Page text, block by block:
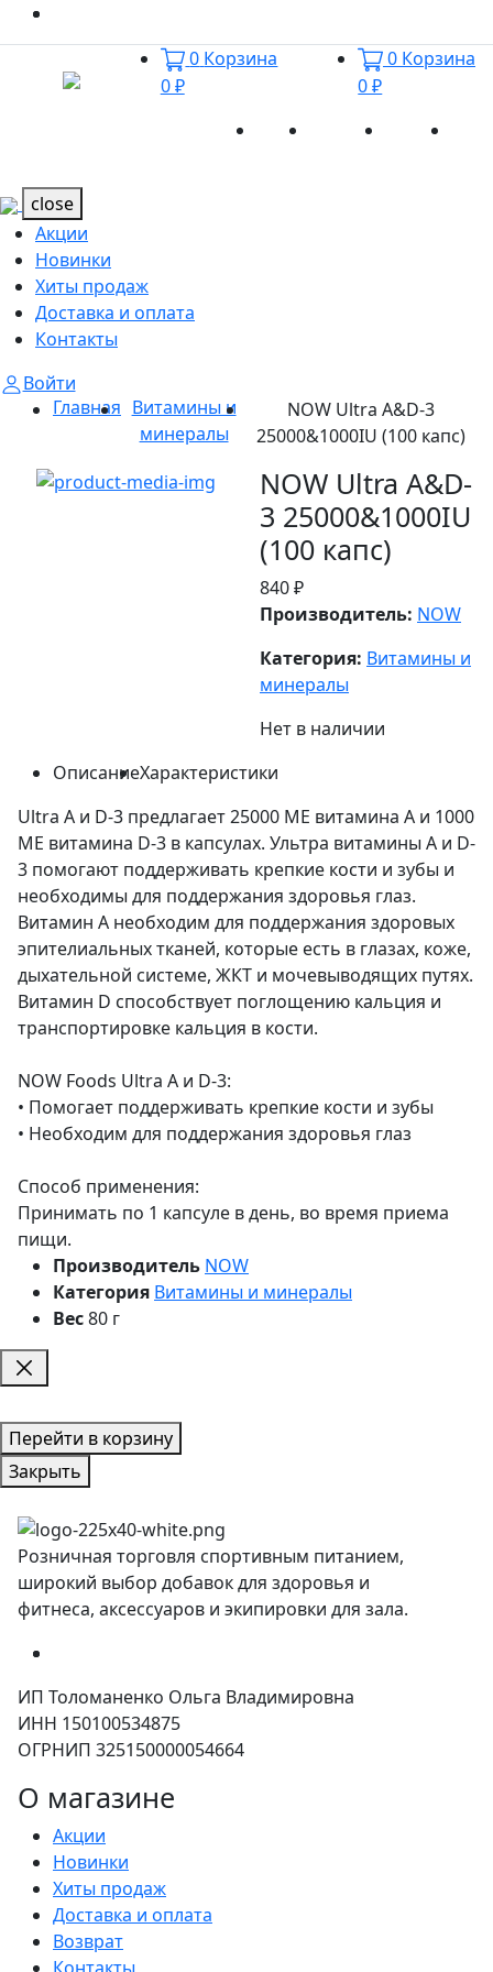
0 Корзина
0 ₽
0 Корзина
0 ₽
Акции Новинки
close
Акции
Новинки
Хиты продаж
Доставка и оплата
Контакты
Войти
Главная Витамины и
минералы
NOW Ultra A&D-3
25000&1000IU (100 капс)
NOW Ultra A&D-
3 25000&1000IU
(100 капс)
840 ₽
Производитель: NOW
Категория: Витамины и
минералы
Нет в наличии
ОписаниеХарактеристики
Ultra A и D-3 предлагает 25000 МЕ витамина А и 1000
МЕ витамина D-3 в капсулах. Ультра витамины A и D-
3 помогают поддерживать крепкие кости и зубы и
необходимы для поддержания здоровья глаз.
Витамин А необходим для поддержания здоровых
эпителиальных тканей, которые есть в глазах, коже,
дыхательной системе, ЖКТ и мочевыводящих путях.
Витамин D способствует поглощению кальция и
транспортировке кальция в кости.
NOW Foods Ultra A и D-3:
• Помогает поддерживать крепкие кости и зубы
• Необходим для поддержания здоровья глаз
Способ применения:
Принимать по 1 капсуле в день, во время приема
пищи.
Производитель NOW
Категория Витамины и минералы
Вес80 г
Перейти в корзину
Закрыть
Розничная торговля спортивным питанием,
широкий выбор добавок для здоровья и
фитнеса, аксессуаров и экипировки для зала.
ИП Толоманенко Ольга Владимировна
ИНН 150100534875
ОГРНИП 325150000054664
О магазине
Акции
Новинки
Хиты продаж
Доставка и оплата
Возврат